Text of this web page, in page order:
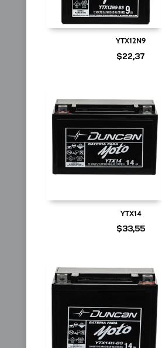
YTX12N9
$22,37
YTX14
$33,55